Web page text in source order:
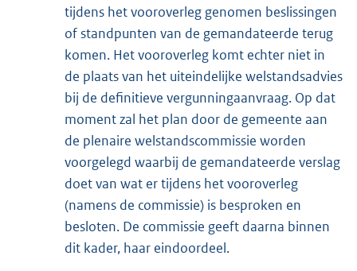
tijdens het vooroverleg genomen beslissingen
of standpunten van de gemandateerde terug
komen. Het vooroverleg komt echter niet in
de plaats van het uiteindelijke welstandsadvies
bij de definitieve vergunningaanvraag. Op dat
moment zal het plan door de gemeente aan
de plenaire welstandscommissie worden
voorgelegd waarbij de gemandateerde verslag
doet van wat er tijdens het vooroverleg
(namens de commissie) is besproken en
besloten. De commissie geeft daarna binnen
dit kader, haar eindoordeel.